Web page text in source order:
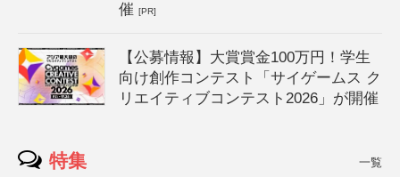
催[PR]
【公募情報】大賞賞金100万円！学生
向け創作コンテスト「サイゲームス ク
リエイティブコンテスト2026」が開催
特集 一覧